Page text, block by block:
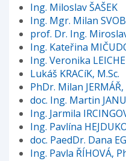
Ing. Miloslav ŠAŠEK
Ing. Mgr. Milan
prof. Dr. Ing.
Ing. Kateřina
Ing. Veronika
Lukáš KRACíK, M.Sc.
PhDr. Milan JERMÁŘ,
doc. Ing. Martin
Ing. Jarmila
Ing. Pavlína
doc. PaedDr. Dana
Ing. Pavla ŘÍHOVÁ,